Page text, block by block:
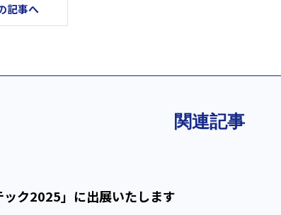
記事へ
関連記事
ク2025」に出展いたします